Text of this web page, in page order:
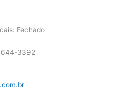
Fechado
3392